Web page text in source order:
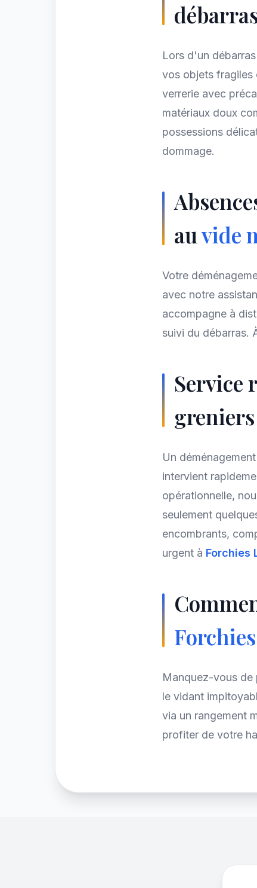
Lors d'un
vos objets fragiles
verrerie avec
matériaux doux
possessions
dommage.
auvide
Votre
avec notre
accompagne à
suivi du débarras.
Service
Un
intervient
opérationnelle,
seulement
encombrants,
urgent à Forchies
Manquez-vous de
le vidant
via un rangement
profiter de votre